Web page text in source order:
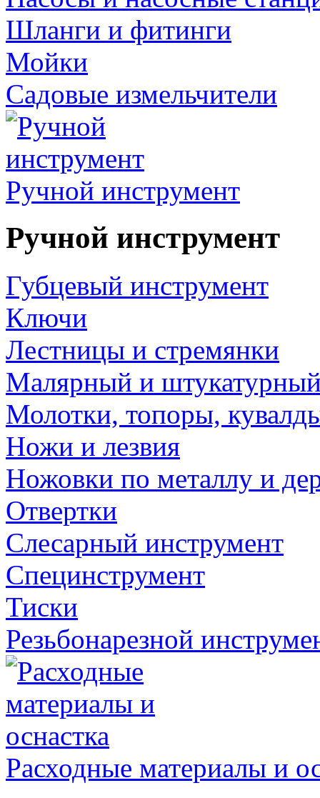
Шланги и фитинги
Мойки
Садовые измельчители
Ручной инструмент
Ручной инструмент
Губцевый инструмент
Ключи
Лестницы и стремянки
Малярный и
Молотки, топоры,
Ножи и лезвия
Ножовки по металлу и
Отвертки
Слесарный инструмент
Специнструмент
Тиски
Резьбонарезной
Расходные материалы и